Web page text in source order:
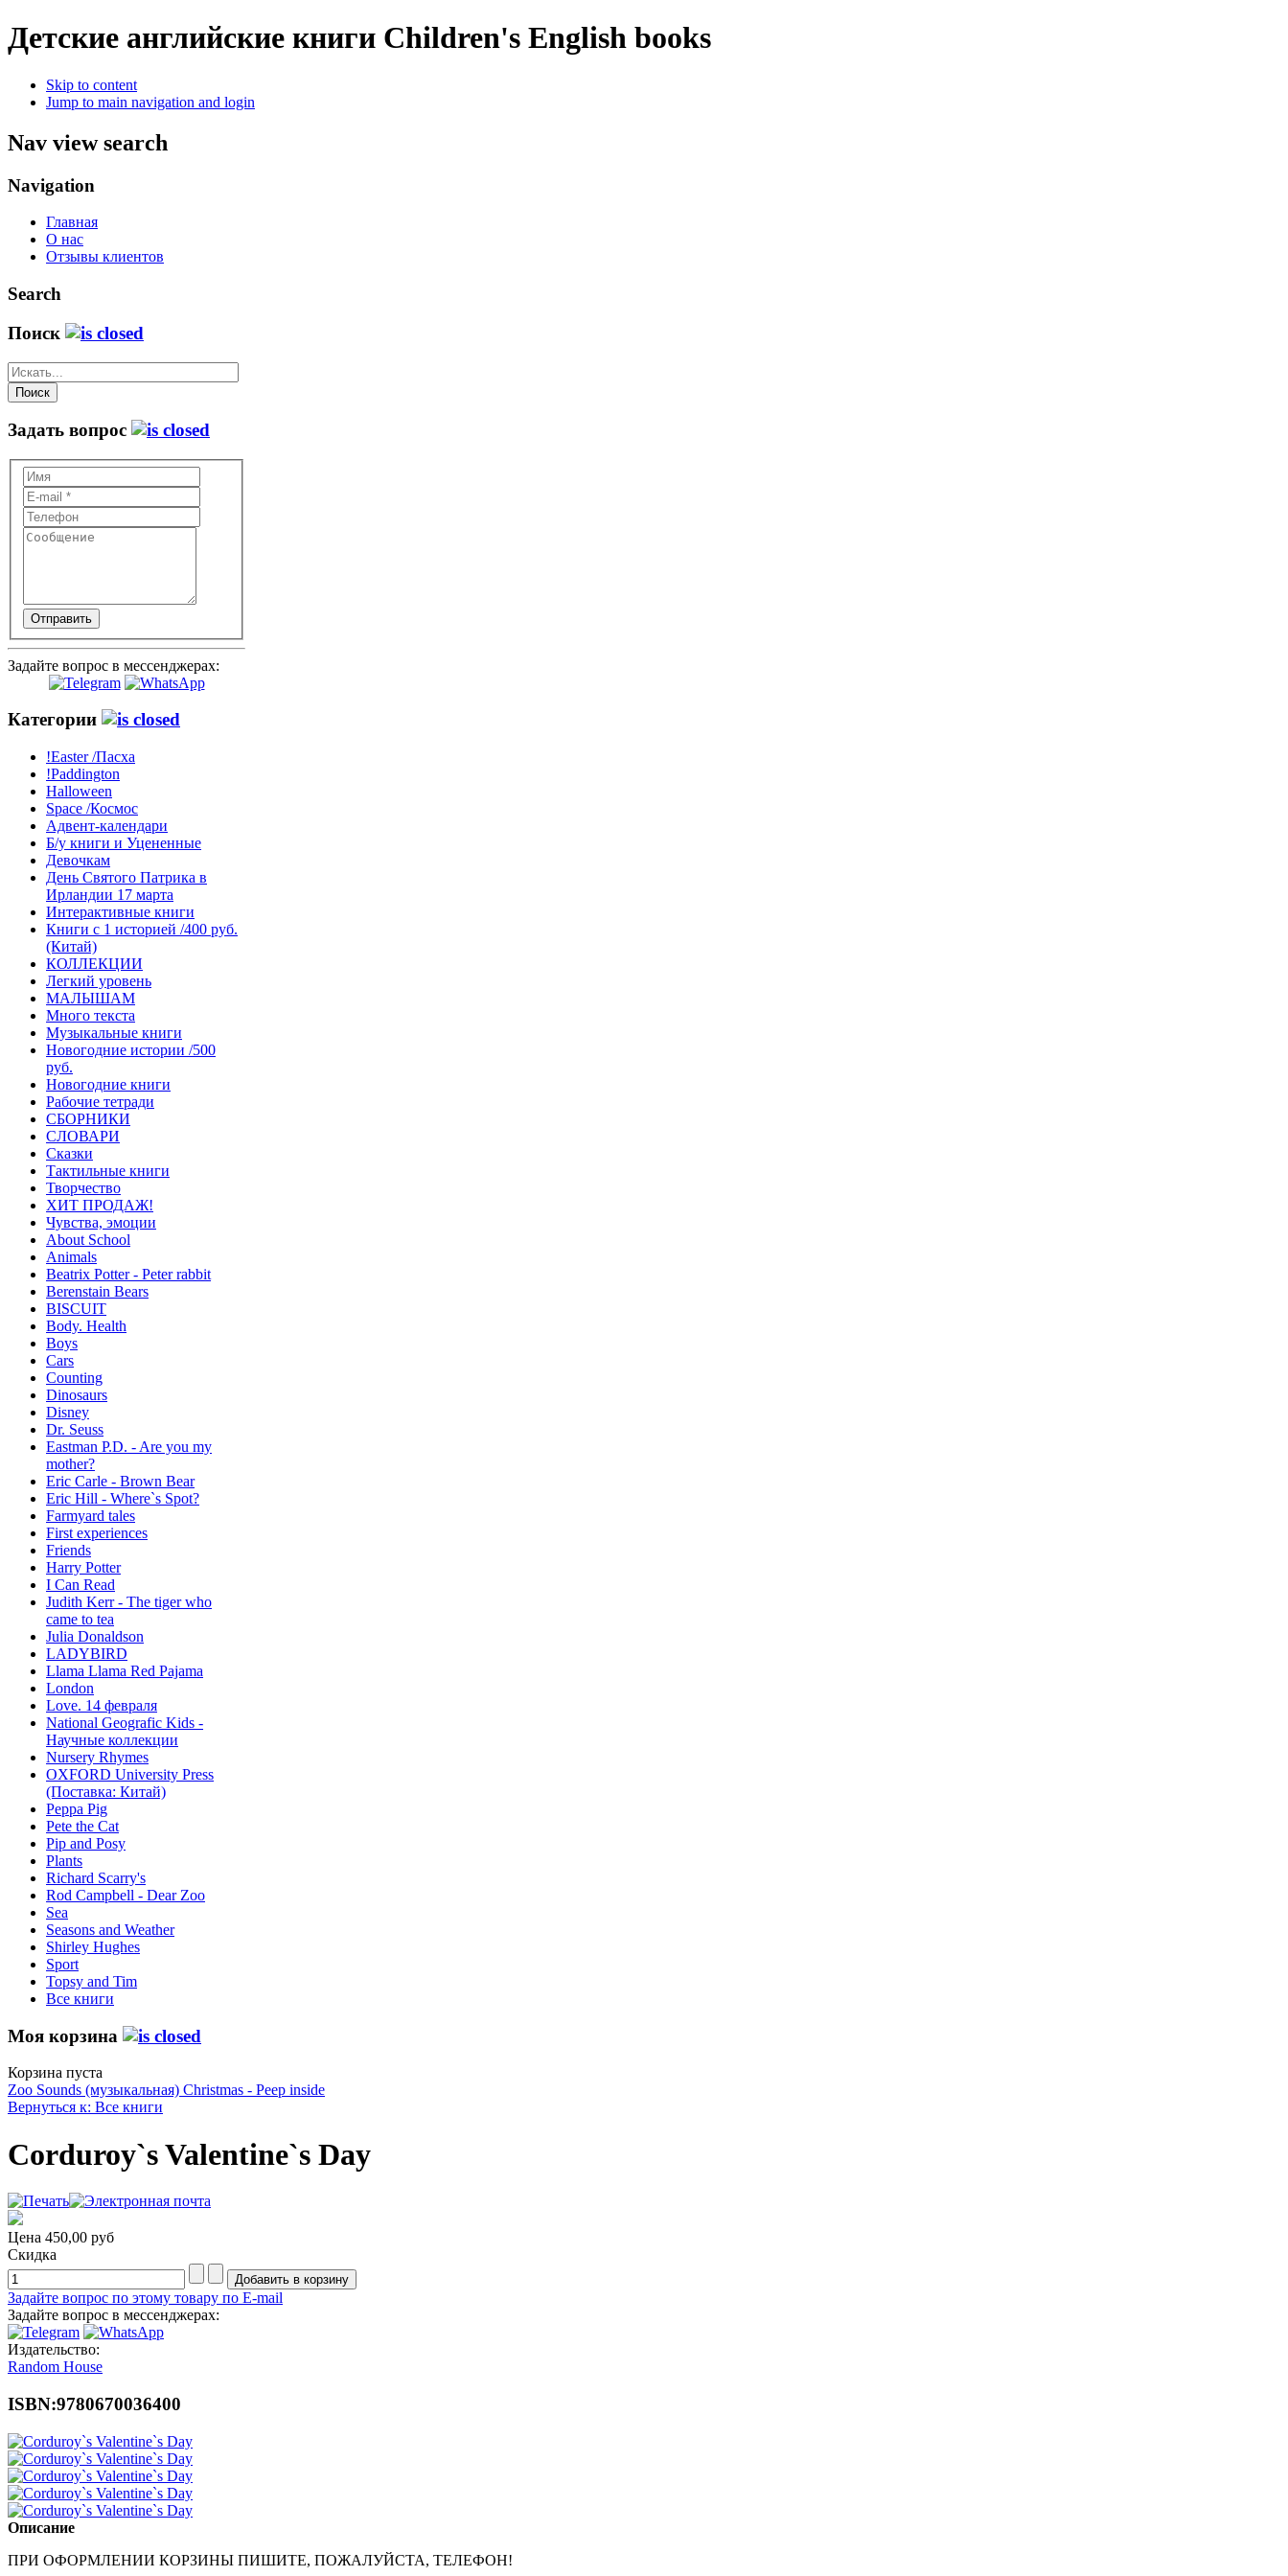
Детские английские книги Children's English books
Skip to content
Jump to main navigation and login
Nav view search
Navigation
Главная
О нас
Отзывы клиентов
Search
Поиск
Задать вопрос
Отправить
Задайте вопрос в мессенджерах:
Категории
!Easter /Пасха
!Paddington
Halloween
Space /Космос
Адвент-календари
Б/у книги и Уцененные
Девочкам
День Святого Патрика в
Ирландии 17 марта
Интерактивные книги
Книги с 1 историей /400 руб.
(Китай)
КОЛЛЕКЦИИ
Легкий уровень
МАЛЫШАМ
Много текста
Музыкальные книги
Новогодние истории /500
руб.
Новогодние книги
Рабочие тетради
СБОРНИКИ
СЛОВАРИ
Сказки
Тактильные книги
Творчество
ХИТ ПРОДАЖ!
Чувства, эмоции
About School
Animals
Beatrix Potter - Peter rabbit
Berenstain Bears
BISCUIT
Body. Health
Boys
Cars
Counting
Dinosaurs
Disney
Dr. Seuss
Eastman P.D. - Are you my
mother?
Eric Carle - Brown Bear
Eric Hill - Where`s Spot?
Farmyard tales
First experiences
Friends
Harry Potter
I Can Read
Judith Kerr - The tiger who
came to tea
Julia Donaldson
LADYBIRD
Llama Llama Red Pajama
London
Love. 14 февраля
National Geografic Kids -
Научные коллекции
Nursery Rhymes
OXFORD University Press
(Поставка: Китай)
Peppa Pig
Pete the Сat
Pip and Posy
Plants
Richard Scarry's
Rod Campbell - Dear Zoo
Sea
Seasons and Weather
Shirley Hughes
Sport
Topsy and Tim
Все книги
Моя корзина
Корзина пуста
Zoo Sounds (музыкальная) Christmas - Peep inside
Вернуться к: Все книги
Corduroy`s Valentine`s Day
Цена 450,00 руб
Скидка
Задайте вопрос по этому товару по E-mail
Задайте вопрос в мессенджерах:
Издательство:
Random House
ISBN:9780670036400
Описание
ПРИ ОФОРМЛЕНИИ КОРЗИНЫ ПИШИТЕ, ПОЖАЛУЙСТА, ТЕЛЕФОН!